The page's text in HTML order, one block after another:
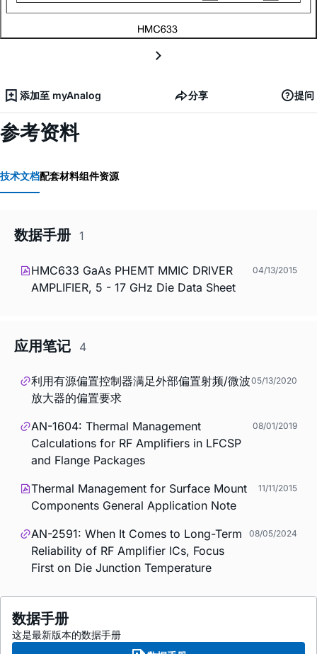
添加至 myAnalog 分享 提问
参考资料
技术文档配套材料组件资源
数据手册 1
HMC633 GaAs PHEMT MMIC DRIVER
AMPLIFIER, 5 - 17 GHz Die Data Sheet
04/13/2015
应用笔记 4
利用有源偏置控制器满足外部偏置射频/微波
放大器的偏置要求
05/13/2020
AN-1604: Thermal Management
Calculations for RF Amplifiers in LFCSP
and Flange Packages
08/01/2019
Thermal Management for Surface Mount
Components General Application Note
11/11/2015
AN-2591: When It Comes to Long-Term
Reliability of RF Amplifier ICs, Focus
First on Die Junction Temperature
08/05/2024
数据手册
这是最新版本的数据手册